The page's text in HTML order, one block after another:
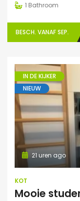
1 Bathroom
BESCH. VANAF SEP.
IN DE KIJKER
NIEUW
21 uren ago
KOT